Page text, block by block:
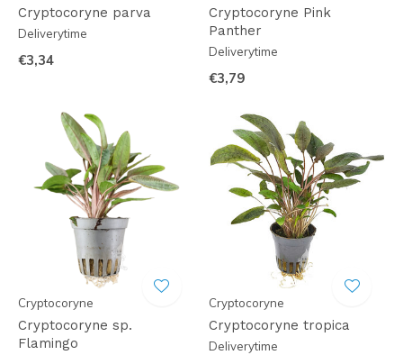
Cryptocoryne parva
Deliverytime
€3,34
Cryptocoryne Pink
Panther
Deliverytime
€3,79
Cryptocoryne
Cryptocoryne sp.
Flamingo
Cryptocoryne
Cryptocoryne tropica
Deliverytime